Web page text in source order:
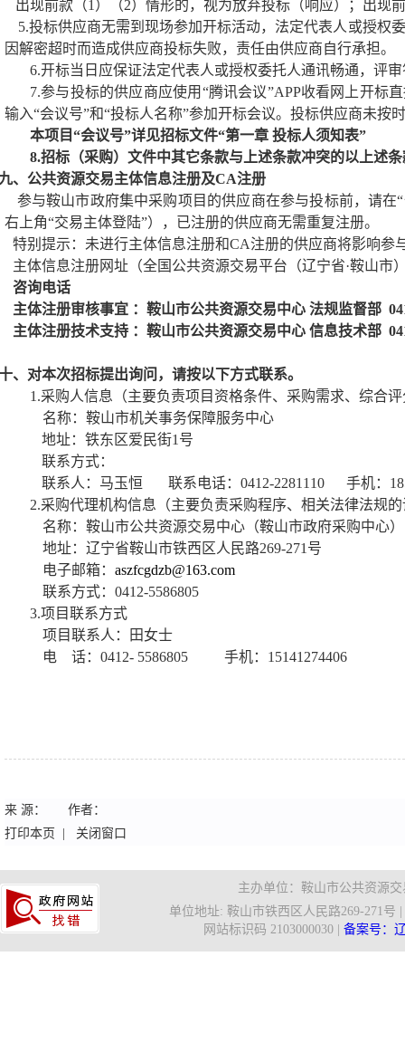
出现前款（1 ）（2）情形的，视为放弃投标（响应）；出现
5.投标供应商无需到现场参加开标活动，法定代表人或授权
因解密超时而造成供应商投标失败，责任由供应商自行承担。
6.开标当日应保证法定代表人或授权委托人通讯畅通，评
7.参与投标的供应商应使用“腾讯会议”APP收看网上开标
输入“会议号”和“投标人名称”参加开标会议。投标供应商未
本项目“会议号”详见招标文件“第一章 投标人须知表”
8.招标（采购）文件中其它条款与上述条款冲突的以上述
、公共资源交易主体信息注册及CA注册
参与鞍山市政府集中采购项目的供应商在参与投标前，请
右上角“交易主体登陆”），已注册的供应商无需重复注册。
特别提示：未进行主体信息注册和CA注册的供应商将影响参
主体信息注册网址（全国公共资源交易平台（辽宁省·鞍山市
咨询电话
主体注册审核事宜 ：鞍山市公共资源交易中心 法规监督部
主体注册技术支持 ：鞍山市公共资源交易中心 信息技术部
、对本次招标提出询问，请按以下方式联系。
1.采购人信息（主要负责项目资格条件、采购需求、综合
名称： 鞍山市机关事务保障服务中心
地址： 铁东区爱民街1 号
联系方式：
联系人：马玉恒
联系电话： 0412-2281110 手机：
2.采购代理机构信息（主要负责采购程序、相关法律法规
名称： 鞍山市公共资源交易中心（鞍山市政府采购中心）
地址： 辽宁省鞍山市铁西区人民路269-271 号
电子邮箱： aszfcgdzb@163.com
联系方式： 0412-5586805
3.项目联系方式
项目联系人：田女士
电 话：0412- 5586805手机： 15141274406
来 源：
作者：
打印本页
关闭窗口
主办单位：鞍山市公共资源
单位地址: 鞍山市铁西区人民路269-271号 |
网站标识码 2103000030 | 备案号：